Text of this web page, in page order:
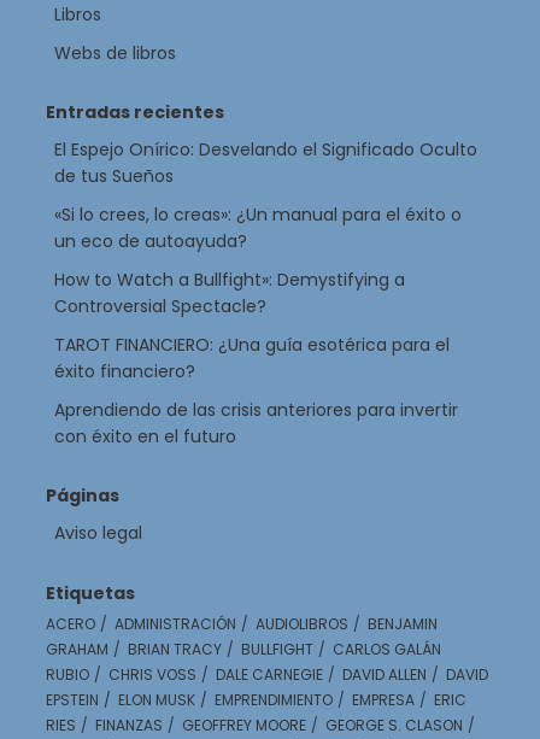
Libros
Webs de libros
Entradas recientes
El Espejo Onírico: Desvelando el Significado Oculto
de tus Sueños
«Si lo crees, lo creas»: ¿Un manual para el éxito o
un eco de autoayuda?
How to Watch a Bullfight»: Demystifying a
Controversial Spectacle?
TAROT FINANCIERO: ¿Una guía esotérica para el
éxito financiero?
Aprendiendo de las crisis anteriores para invertir
con éxito en el futuro
Páginas
Aviso legal
Etiquetas
ACERO ADMINISTRACIÓN AUDIOLIBROS
BENJAMIN
GRAHAM
BRIAN TRACY BULLFIGHT
CARLOS GALÁN
RUBIO
CHRIS VOSS DALE CARNEGIE DAVID ALLEN
DAVID
EPSTEIN
ELON MUSK EMPRENDIMIENTO EMPRESA
ERIC
RIES
FINANZAS GEOFFREY MOORE
GEORGE S. CLASON